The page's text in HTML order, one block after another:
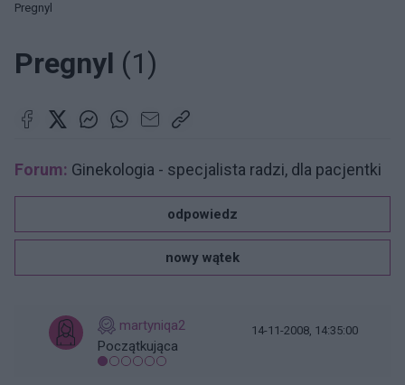
Pregnyl
Pregnyl (1)
Forum: Ginekologia - specjalista radzi, dla pacjentki
odpowiedz
nowy wątek
martyniqa2
Początkująca
14-11-2008, 14:35:00